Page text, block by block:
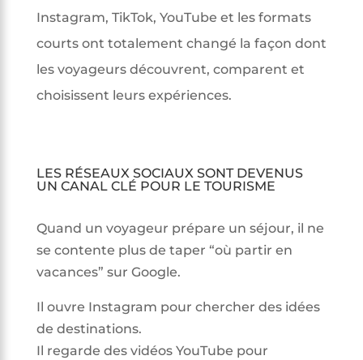
Instagram, TikTok, YouTube et les formats
courts ont totalement changé la façon dont
les voyageurs découvrent, comparent et
choisissent leurs expériences.
LES RÉSEAUX SOCIAUX SONT DEVENUS
UN CANAL CLÉ POUR LE TOURISME
Quand un voyageur prépare un séjour, il ne
se contente plus de taper “où partir en
vacances” sur Google.
Il ouvre Instagram pour chercher des idées
de destinations.
Il regarde des vidéos YouTube pour